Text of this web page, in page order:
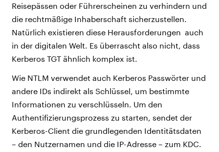
Reisepässen oder Führerscheinen zu verhindern und
die rechtmäßige Inhaberschaft sicherzustellen.
Natürlich existieren diese Herausforderungen auch
in der digitalen Welt. Es überrascht also nicht, dass
Kerberos TGT ähnlich komplex ist.
Wie NTLM verwendet auch Kerberos Passwörter und
andere IDs indirekt als Schlüssel, um bestimmte
Informationen zu verschlüsseln. Um den
Authentifizierungsprozess zu starten, sendet der
Kerberos-Client die grundlegenden Identitätsdaten
– den Nutzernamen und die IP-Adresse – zum KDC.